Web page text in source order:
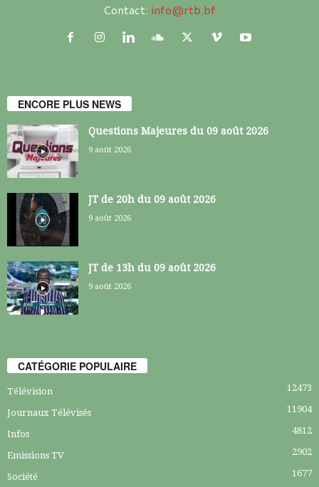
Contact: info@rtb.bf
ENCORE PLUS NEWS
Questions Majeures du 09 août 2026
9 août 2026
JT de 20h du 09 août 2026
9 août 2026
JT de 13h du 09 août 2026
9 août 2026
CATÉGORIE POPULAIRE
Télévision 12473
Journaux Télévisés 11904
Infos 4812
Emissions TV 2902
Société 1677